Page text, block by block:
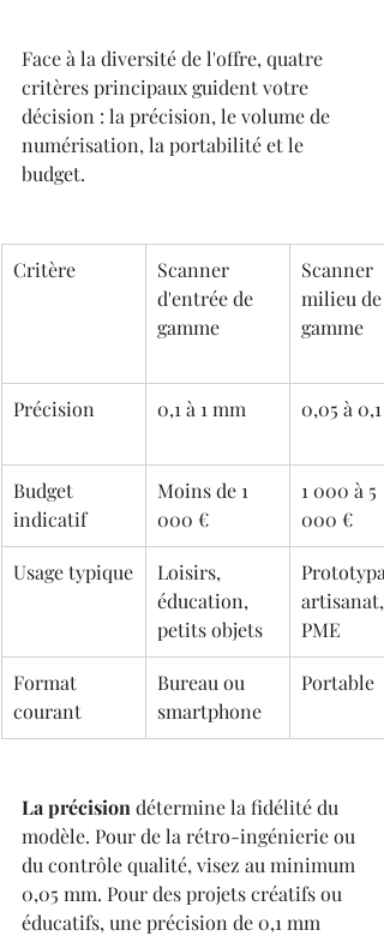
Face à la diversité de l'offre, quatre
critères principaux guident votre
décision : la précision, le volume de
numérisation, la portabilité et le
budget.
Critère
Scanner
d'entrée de
gamme
Scanner
milieu de
gamme
Précision 0,1 à 1 mm 0,05 à 0,1
Budget
indicatif
Moins de 1
000 €
1 000 à 5
000 €
Usage typique
Loisirs,
éducation,
petits objets
artisanat,
PME
Format
courant
Bureau ou
smartphone
Portable
La précision détermine la fidélité du
modèle. Pour de la rétro-ingénierie ou
du contrôle qualité, visez au minimum
0,05 mm. Pour des projets créatifs ou
éducatifs, une précision de 0,1 mm